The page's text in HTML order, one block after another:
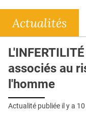
DOSSIERS
RÉSEAUX
E-REVUE SAD
L'APP
Actualités
associés au
l'homme
Actualité publiée il y a